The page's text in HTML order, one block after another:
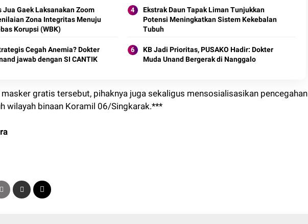
Laksanakan Zoom
Zona Integritas Menuju
Korupsi (WBK)
Ekstrak Daun Tapak Liman Tunjukkan
Potensi Meningkatkan Sistem Kekebalan
Tubuh
Cegah Anemia? Dokter
jawab dengan SI CANTIK
KB Jadi Prioritas, PUSAKO Hadir: Dokter
Muda Unand Bergerak di Nanggalo
gratis tersebut, pihaknya juga sekaligus mensosialisasikan pencegahan
wilayah binaan Koramil 06/Singkarak.***